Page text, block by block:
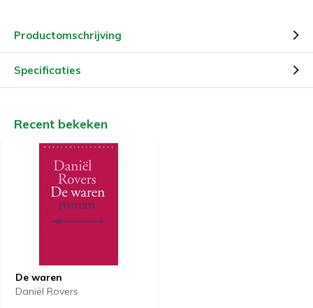
Productomschrijving
Specificaties
Recent bekeken
De waren
Daniël Rovers